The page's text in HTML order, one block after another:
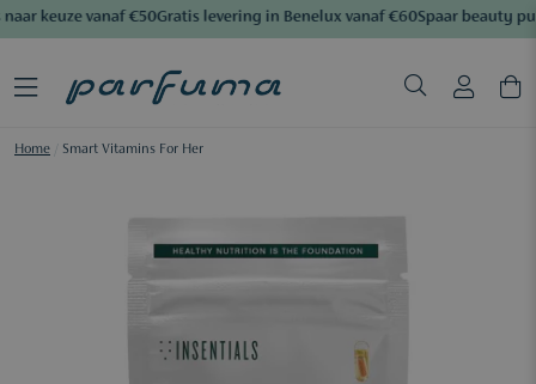
keuze vanaf €50Gratis levering in Benelux vanaf €60Spaar beauty
Home Smart Vitamins For Her